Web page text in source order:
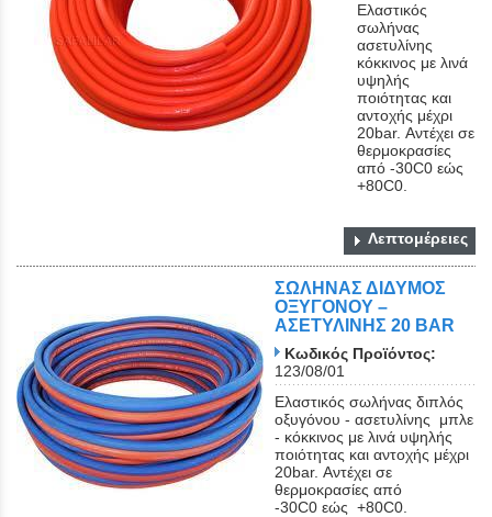
Ελαστικός
σωλήνας
ασετυλίνης
κόκκινος με λινά
υψηλής
ποιότητας και
αντοχής μέχρι
20bar. Αντέχει σε
θερμοκρασίες
από -30C0 εώς
+80C0.
Λεπτομέρειες
ΣΩΛΗΝΑΣ ΔΙΔΥΜΟΣ
ΟΞΥΓΟΝΟΥ –
ΑΣΕΤΥΛΙΝΗΣ 20 BAR
Κωδικός Προϊόντος:
123/08/01
Ελαστικός σωλήνας διπλός
οξυγόνου - ασετυλίνης μπλε
- κόκκινος με λινά υψηλής
ποιότητας και αντοχής μέχρι
20bar. Αντέχει σε
θερμοκρασίες από
-30C0 εώς +80C0.